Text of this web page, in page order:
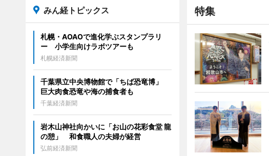
特集
みん経トピックス
札幌・AOAOで進化学ぶスタンプラリ
ー 小学生向けラボツアーも
札幌経済新聞
千葉県立中央博物館で「ちば恐竜博」
巨大肉食恐竜や海の捕食者も
千葉経済新聞
岩木山神社向かいに「お山の花彩食堂 龍
の憩」 和食職人の夫婦が経営
弘前経済新聞